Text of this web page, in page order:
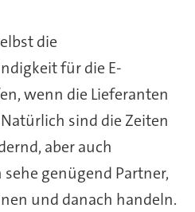
die
für die E-
wenn die Lieferanten
sind die Zeiten
aber auch
genügend Partner,
und danach handeln.